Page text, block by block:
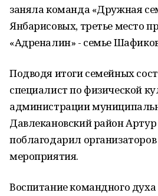
заняла команда «Дружная
Янбарисовых, третье место
«Адреналин» - семье
Подводя итоги семейных
специалист по физической
администрации
Давлекановский район Артур
поблагодарил
мероприятия.
Воспитание командного духа